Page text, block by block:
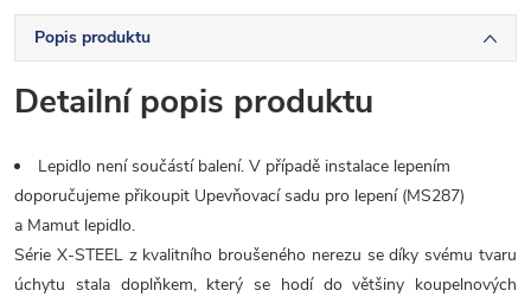
Popis produktu
Detailní popis produktu
Lepidlo není součástí balení. V případě instalace lepením
doporučujeme přikoupit Upevňovací sadu pro lepení (MS287)
a Mamut lepidlo.
Série X-STEEL z kvalitního broušeného nerezu se díky svému tvaru
úchytu stala doplňkem, který se hodí do většiny koupelnových